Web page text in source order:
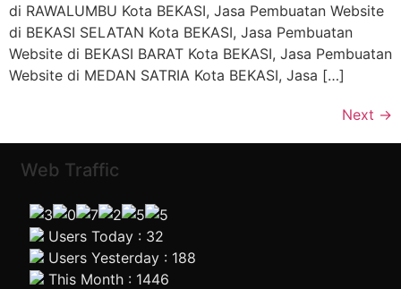
di RAWALUMBU Kota BEKASI, Jasa Pembuatan Website
di BEKASI SELATAN Kota BEKASI, Jasa Pembuatan
Website di BEKASI BARAT Kota BEKASI, Jasa Pembuatan
Website di MEDAN SATRIA Kota BEKASI, Jasa […]
Next →
Web Traffic
Users Today : 32
Users Yesterday : 188
This Month : 1446